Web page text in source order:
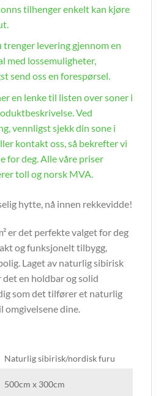
tilhenger enkelt kan kjøre
trenger levering gjennom en
med lossemuligheter,
send oss en forespørsel.
en lenke til listen over soner i
Ved
vennligst sjekk din sone i
kontakt oss, så bekrefter vi
for deg. Alle våre priser
toll og norsk MVA.
hytte, nå innen rekkevidde!
er det perfekte valget for deg
og funksjonelt tilbygg,
Laget av naturlig sibirisk
en holdbar og solid
som det tilfører et naturlig
dine.
Naturlig sibirisk/nordisk furu
500cm x 300cm